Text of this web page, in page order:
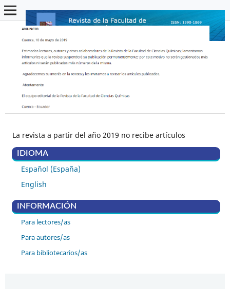
La revista a partir del año 2019 no recibe artículos
IDIOMA
Español (España)
English
INFORMACIÓN
Para lectores/as
Para autores/as
Para bibliotecarios/as